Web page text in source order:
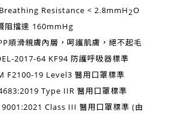
Breathing Resistance < 2.8mmH2O
阻擋達 160mmHg
順滑親膚內層，呵護肌膚，絕不起毛
2017-64 KF94 防護呼吸器標準
F2100-19 Level3 醫用口罩標準
Type IIR 醫用口罩標準
9001:2021 Class III 醫用口罩標準 (由